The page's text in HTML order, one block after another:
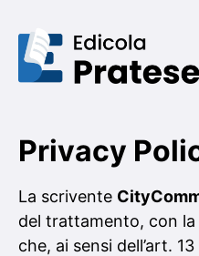
Privacy
La scrivente
del trattamento, con
che, ai sensi dell’art.